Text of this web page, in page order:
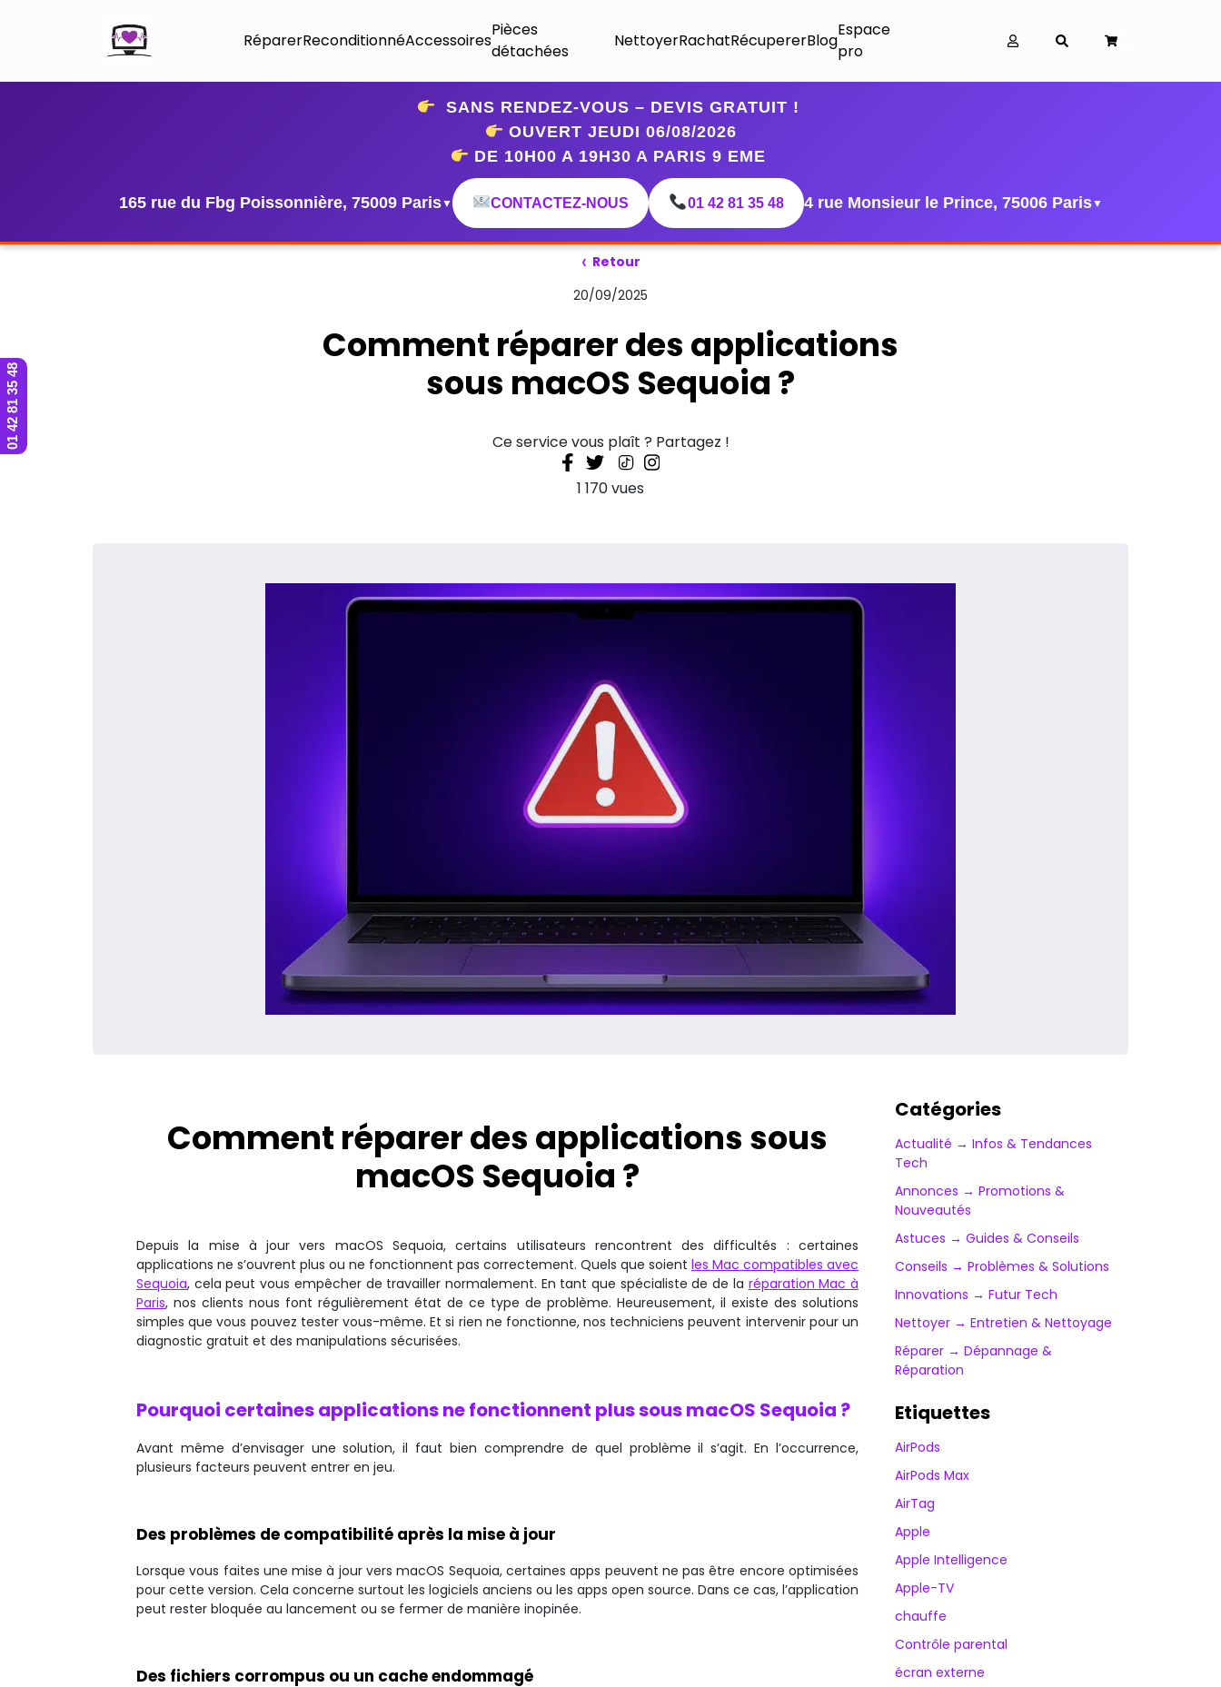
RéparerReconditionnéAccessoires
Pièces
détachées
NettoyerRachatRécupererBlog
Espace
pro
SANS RENDEZ-VOUS – DEVIS GRATUIT !
OUVERT JEUDI 06/08/2026
DE 10H00 A 19H30 A PARIS 9 EME
165 rue du Fbg Poissonnière, 75009 Paris▼ CONTACTEZ-NOUS 01 42 81 35 48 4 rue Monsieur le Prince, 75006 Paris▼
‹ Retour
20/09/2025
Comment réparer des applications
sous macOS Sequoia ?
Ce service vous plaît ? Partagez !
1 170 vues
Comment réparer des applications sous
macOS Sequoia ?
Depuis la mise à jour vers macOS Sequoia, certains utilisateurs rencontrent des difficultés : certaines
applications ne s’ouvrent plus ou ne fonctionnent pas correctement. Quels que soient les Mac compatibles avec
Sequoia, cela peut vous empêcher de travailler normalement. En tant que spécialiste de de la réparation Mac à
Paris, nos clients nous font régulièrement état de ce type de problème. Heureusement, il existe des solutions
simples que vous pouvez tester vous-même. Et si rien ne fonctionne, nos techniciens peuvent intervenir pour un
diagnostic gratuit et des manipulations sécurisées.
Pourquoi certaines applications ne fonctionnent plus sous macOS Sequoia ?
Avant même d’envisager une solution, il faut bien comprendre de quel problème il s’agit. En l’occurrence,
plusieurs facteurs peuvent entrer en jeu.
Des problèmes de compatibilité après la mise à jour
Lorsque vous faites une mise à jour vers macOS Sequoia, certaines apps peuvent ne pas être encore optimisées
pour cette version. Cela concerne surtout les logiciels anciens ou les apps open source. Dans ce cas, l’application
peut rester bloquée au lancement ou se fermer de manière inopinée.
Des fichiers corrompus ou un cache endommagé
Catégories
Actualité → Infos & Tendances
Tech
Annonces → Promotions &
Nouveautés
Astuces → Guides & Conseils
Conseils → Problèmes & Solutions
Innovations → Futur Tech
Nettoyer → Entretien & Nettoyage
Réparer → Dépannage &
Réparation
Etiquettes
AirPods
AirPods Max
AirTag
Apple
Apple Intelligence
Apple-TV
chauffe
Contrôle parental
écran externe
01 42 81 35 48